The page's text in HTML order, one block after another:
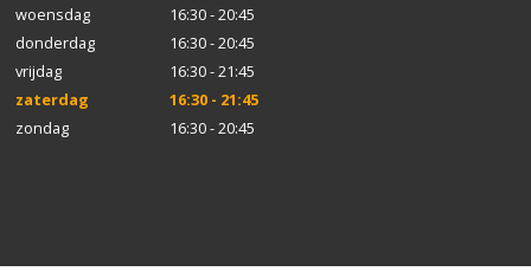
woensdag
16:30 - 20:45
donderdag
16:30 - 20:45
vrijdag
16:30 - 21:45
zaterdag
16:30 - 21:45
zondag
16:30 - 20:45